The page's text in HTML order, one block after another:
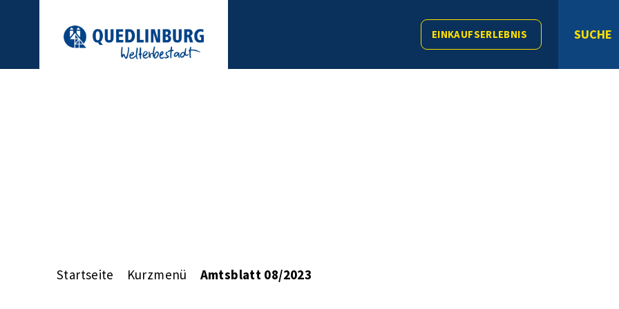
EINKAUFSERLEBNIS SUCHE
Startseite Kurzmenü Amtsblatt 08/2023